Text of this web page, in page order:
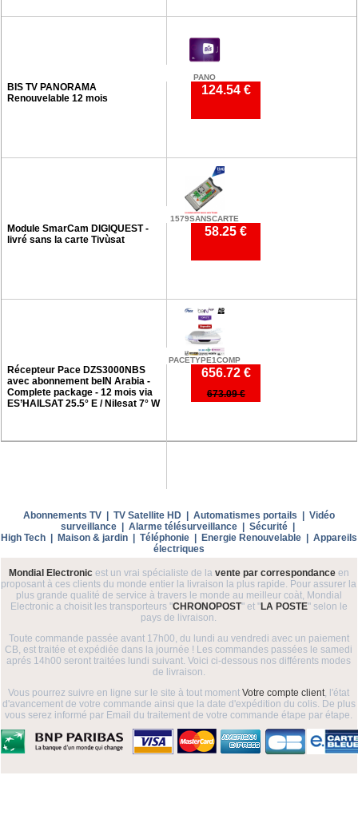
PANO
BIS TV PANORAMA
Renouvelable 12 mois
124.54 €
1579SANSCARTE
Module SmarCam DIGIQUEST -
livré sans la carte Tivùsat
58.25 €
PACETYPE1COMP
Récepteur Pace DZS3000NBS
avec abonnement beIN Arabia -
Complete package - 12 mois via
ES’HAILSAT 25.5° E / Nilesat 7° W
656.72 €
673.09 €
Abonnements TV| TV Satellite HD| Automatismes portails
Vidéo
surveillance| Alarme télésurveillance| Sécurité|
High Tech| Maison & jardin| Téléphonie| Energie Renouvelable| Appareils
électriques
Mondial Electronicest un vrai spécialiste de la vente par correspondanceen
proposant à ces clients du monde entier la livraison la plus rapide. Pour assurer la
plus grande qualité de service à travers le monde au meilleur coàt, Mondial
Electronic a choisit les transporteurs "CHRONOPOST" et "LA POSTE" selon le
pays de livraison.
Toute commande passée avant 17h00, du lundi au vendredi avec un paiement
CB, est traitée et expédiée dans la journée ! Les commandes passées le samedi
aprés 14h00 seront traitées lundi suivant. Voici ci-dessous nos différents modes
de livraison.
Vous pourrez suivre en ligne sur le site à tout momentVotre compte client, l'état
d'avancement de votre commande ainsi que la date d'expédition du colis. De plus
vous serez informé par Email du traitement de votre commande étape par étape.